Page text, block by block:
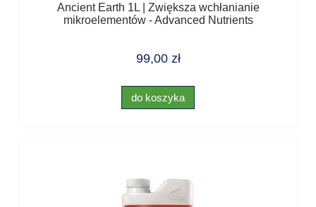
Ancient Earth 1L | Zwiększa wchłanianie
mikroelementów - Advanced Nutrients
99,00 zł
do koszyka